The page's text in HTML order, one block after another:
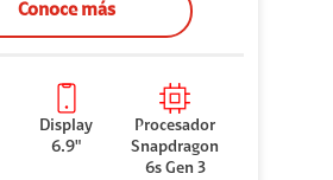
Conoce más
Display
6.9"
Procesador
Snapdragon
6s Gen 3